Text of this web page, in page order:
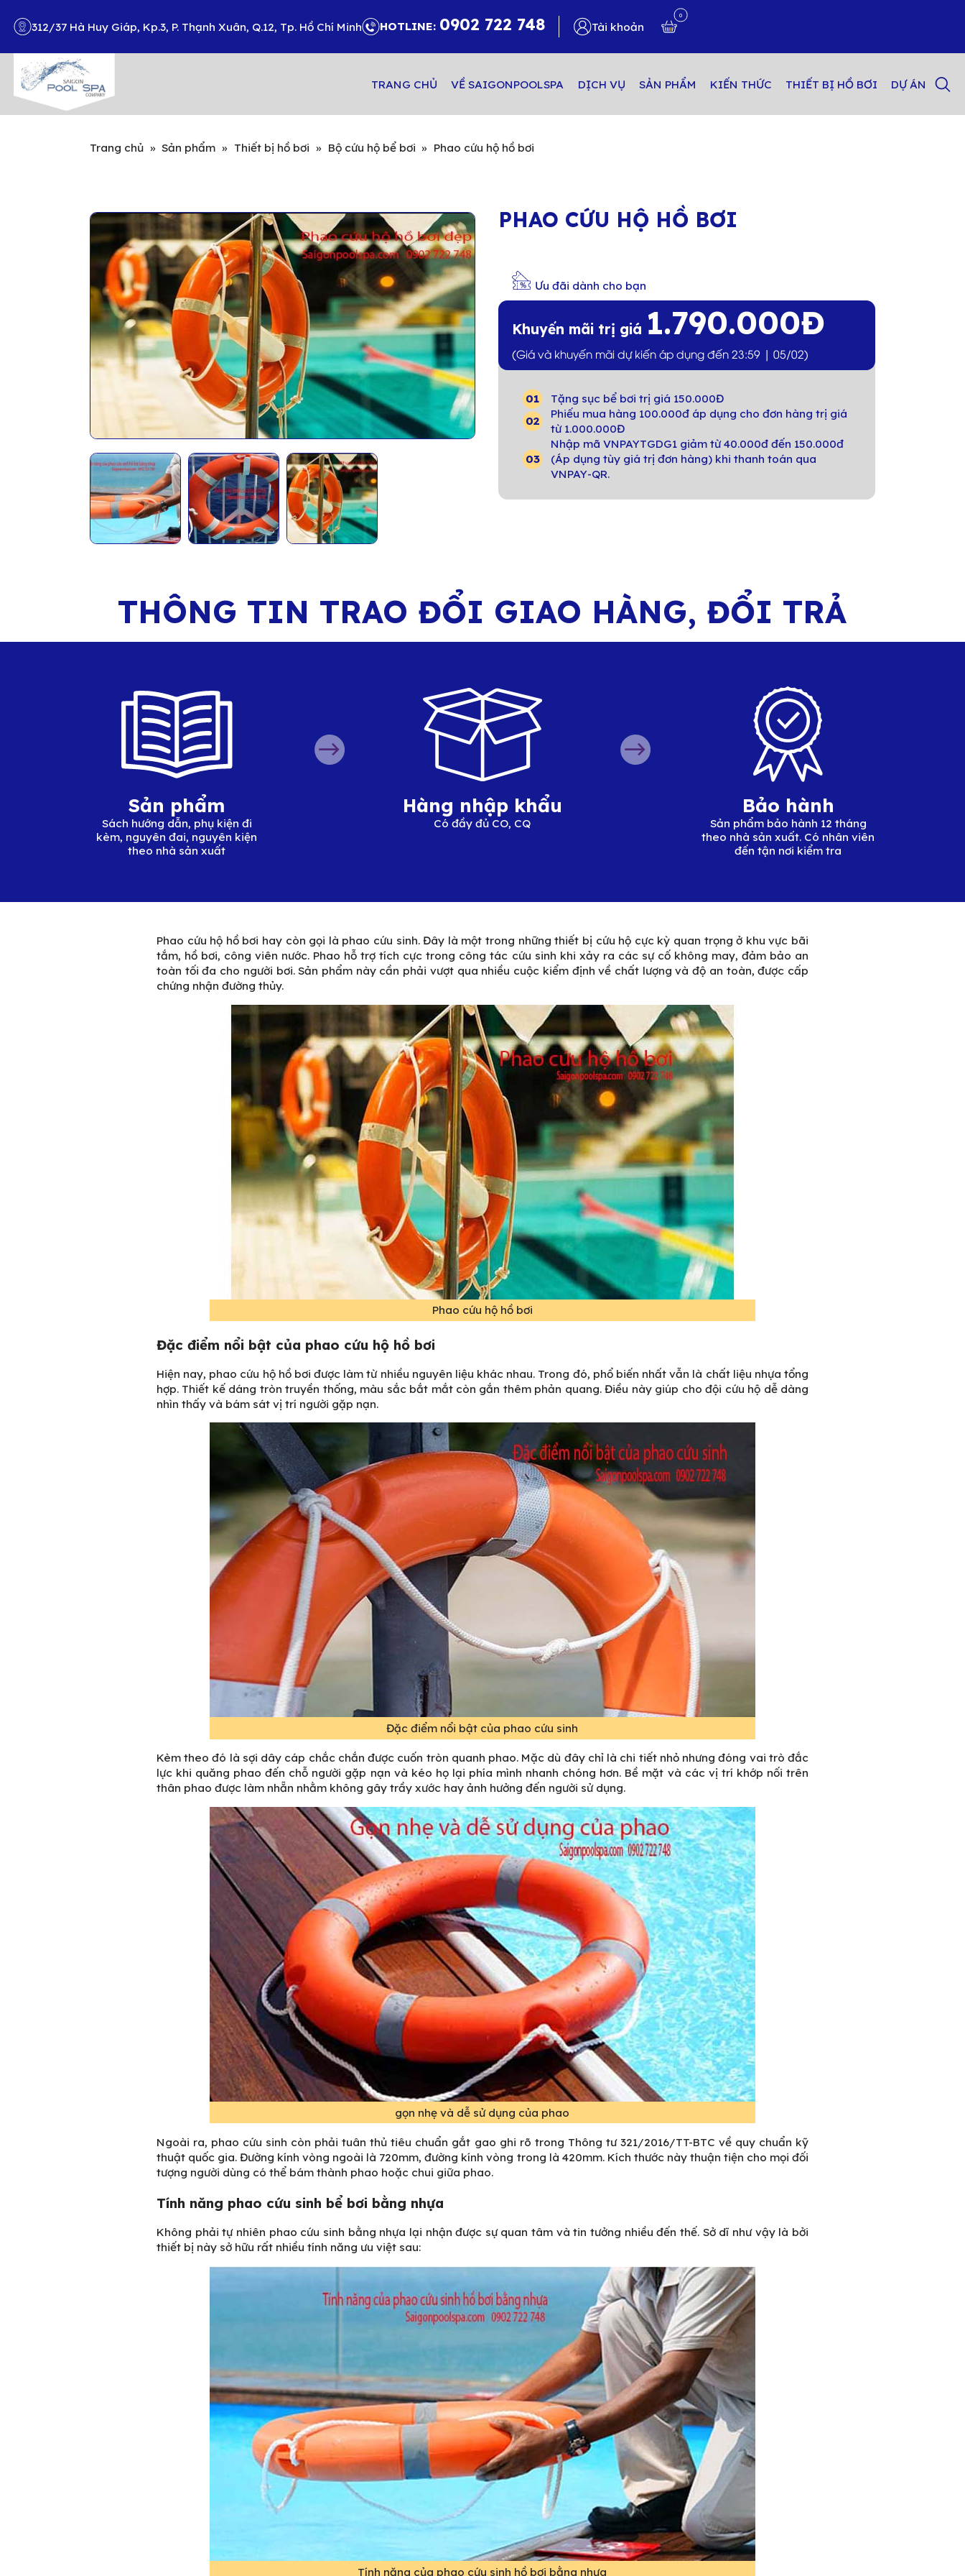
312/37 Hà Huy Giáp, Kp.3, P. Thạnh Xuân, Q.12, Tp. Hồ Chí Minh HOTLINE: 0902 722 748 Tài khoản
0
TRANG CHỦ VỀ SAIGONPOOLSPA DỊCH VỤ SẢN PHẨM KIẾN THỨC THIẾT BỊ HỒ BƠI DỰ ÁN
Trang chủ » Sản phẩm » Thiết bị hồ bơi » Bộ cứu hộ bể bơi » Phao cứu hộ hồ bơi
PHAO CỨU HỘ HỒ BƠI
Ưu đãi dành cho bạn
Khuyến mãi trị giá 1.790.000Đ
(Giá và khuyến mãi dự kiến áp dụng đến 23:59 | 05/02)
Tặng sục bể bơi trị giá 150.000Đ
Phiếu mua hàng 100.000đ áp dụng cho đơn hàng trị giá
từ 1.000.000Đ
Nhập mã VNPAYTGDG1 giảm từ 40.000đ đến 150.000đ
(Áp dụng tùy giá trị đơn hàng) khi thanh toán qua
VNPAY-QR.
THÔNG TIN TRAO ĐỔI GIAO HÀNG, ĐỔI TRẢ
Sản phẩm
Sách hướng dẫn, phụ kiện đi
kèm, nguyên đai, nguyên kiện
theo nhà sản xuất
Hàng nhập khẩu
Có đầy đủ CO, CQ
Bảo hành
Sản phẩm bảo hành 12 tháng
theo nhà sản xuất. Có nhân viên
đến tận nơi kiểm tra
Phao cứu hộ hồ bơi hay còn gọi là phao cứu sinh. Đây là một trong những thiết bị cứu hộ cực kỳ quan trọng ở khu vực bãi
tắm, hồ bơi, công viên nước. Phao hỗ trợ tích cực trong công tác cứu sinh khi xảy ra các sự cố không may, đảm bảo an
toàn tối đa cho người bơi. Sản phẩm này cần phải vượt qua nhiều cuộc kiểm định về chất lượng và độ an toàn, được cấp
chứng nhận đường thủy.
Phao cứu hộ hồ bơi
Đặc điểm nổi bật của phao cứu hộ hồ bơi
Hiện nay, phao cứu hộ hồ bơi được làm từ nhiều nguyên liệu khác nhau. Trong đó, phổ biến nhất vẫn là chất liệu nhựa tổng
hợp. Thiết kế dáng tròn truyền thống, màu sắc bắt mắt còn gắn thêm phản quang. Điều này giúp cho đội cứu hộ dễ dàng
nhìn thấy và bám sát vị trí người gặp nạn.
Đặc điểm nổi bật của phao cứu sinh
Kèm theo đó là sợi dây cáp chắc chắn được cuốn tròn quanh phao. Mặc dù đây chỉ là chi tiết nhỏ nhưng đóng vai trò đắc
lực khi quăng phao đến chỗ người gặp nạn và kéo họ lại phía mình nhanh chóng hơn. Bề mặt và các vị trí khớp nối trên
thân phao được làm nhẵn nhằm không gây trầy xước hay ảnh hưởng đến người sử dụng.
gọn nhẹ và dễ sử dụng của phao
Ngoài ra, phao cứu sinh còn phải tuân thủ tiêu chuẩn gắt gao ghi rõ trong Thông tư 321/2016/TT-BTC về quy chuẩn kỹ
thuật quốc gia. Đường kính vòng ngoài là 720mm, đường kính vòng trong là 420mm. Kích thước này thuận tiện cho mọi đối
tượng người dùng có thể bám thành phao hoặc chui giữa phao.
Tính năng phao cứu sinh bể bơi bằng nhựa
Không phải tự nhiên phao cứu sinh bằng nhựa lại nhận được sự quan tâm và tin tưởng nhiều đến thế. Sở dĩ như vậy là bởi
thiết bị này sở hữu rất nhiều tính năng ưu việt sau:
Tính năng của phao cứu sinh hồ bơi bằng nhựa